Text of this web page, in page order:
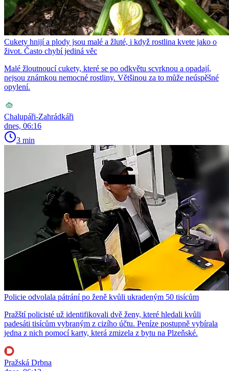
Cukety hnijí a plody jsou malé a žluté, i když rostlina kvete jako o
život. Často chybí jediná věc
Malé žloutnoucí cukety, které se po odkvětu scvrknou a opadají,
nejsou známkou nemocné rostliny. Většinou za to může neúspěšné
opylení.
Chalupáři-Zahrádkáři
dnes, 06:16
3 min
Policie odvolala pátrání po ženě kvůli ukradeným 50 tisícům
Pražští policisté už identifikovali dvě ženy, které hledali kvůli
padesáti tisícům vybraným z cizího účtu. Peníze postupně vybírala
jedna z nich pomocí karty, která zmizela z bytu na Plzeňské.
Pražská Drbna